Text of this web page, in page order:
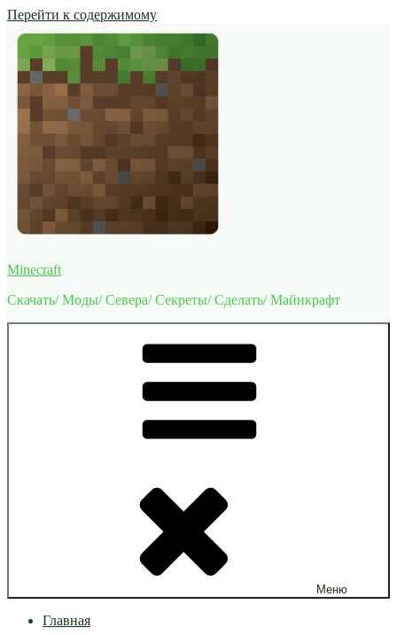
Перейти к содержимому
Minecraft
Скачать/ Моды/ Севера/ Секреты/ Сделать/ Майнкрафт
Меню
Главная